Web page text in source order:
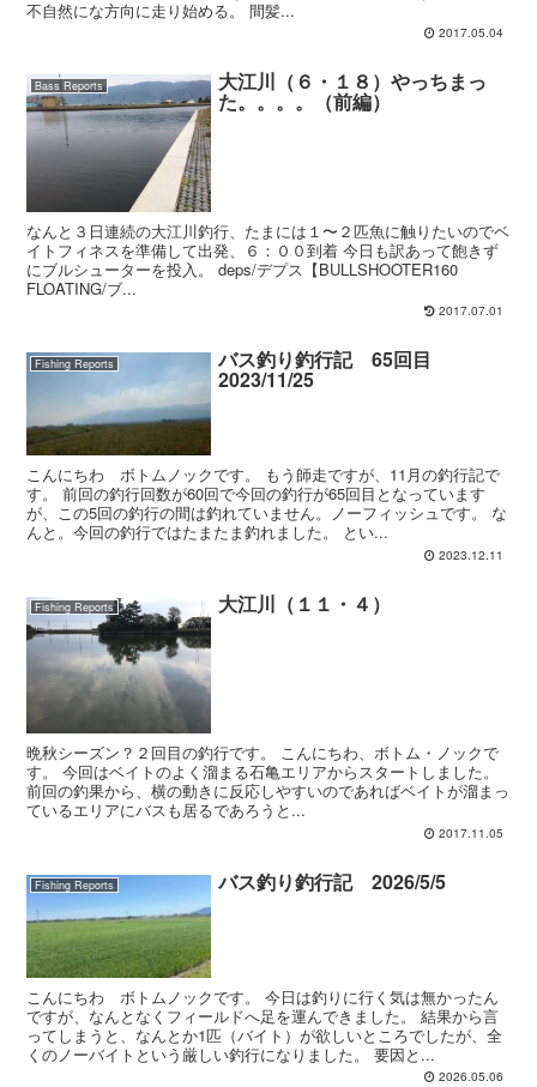
不自然にな方向に走り始める。 間髪...
2017.05.04
Bass Reports 大江川（６・１８）やっちまっ
た。。。。（前編）
なんと３日連続の大江川釣行、たまには１〜２匹魚に触りたいのでベ
イトフィネスを準備して出発、６：００到着 今日も訳あって飽きず
にブルシューターを投入。 deps/デプス【BULLSHOOTER160
FLOATING/ブ...
2017.07.01
Fishing Reports バス釣り釣行記 65回目
2023/11/25
こんにちわ ボトムノックです。 もう師走ですが、11月の釣行記で
す。 前回の釣行回数が60回で今回の釣行が65回目となっています
が、この5回の釣行の間は釣れていません。ノーフィッシュです。 な
んと。今回の釣行ではたまたま釣れました。 とい...
2023.12.11
Fishing Reports 大江川（１１・４）
晩秋シーズン？２回目の釣行です。 こんにちわ、ボトム・ノックで
す。 今回はベイトのよく溜まる石亀エリアからスタートしました。
前回の釣果から、横の動きに反応しやすいのであればベイトが溜まっ
ているエリアにバスも居るであろうと...
2017.11.05
Fishing Reports バス釣り釣行記 2026/5/5
こんにちわ ボトムノックです。 今日は釣りに行く気は無かったん
ですが、なんとなくフィールドへ足を運んできました。 結果から言
ってしまうと、なんとか1匹（バイト）が欲しいところでしたが、全
くのノーバイトという厳しい釣行になりました。 要因と...
2026.05.06